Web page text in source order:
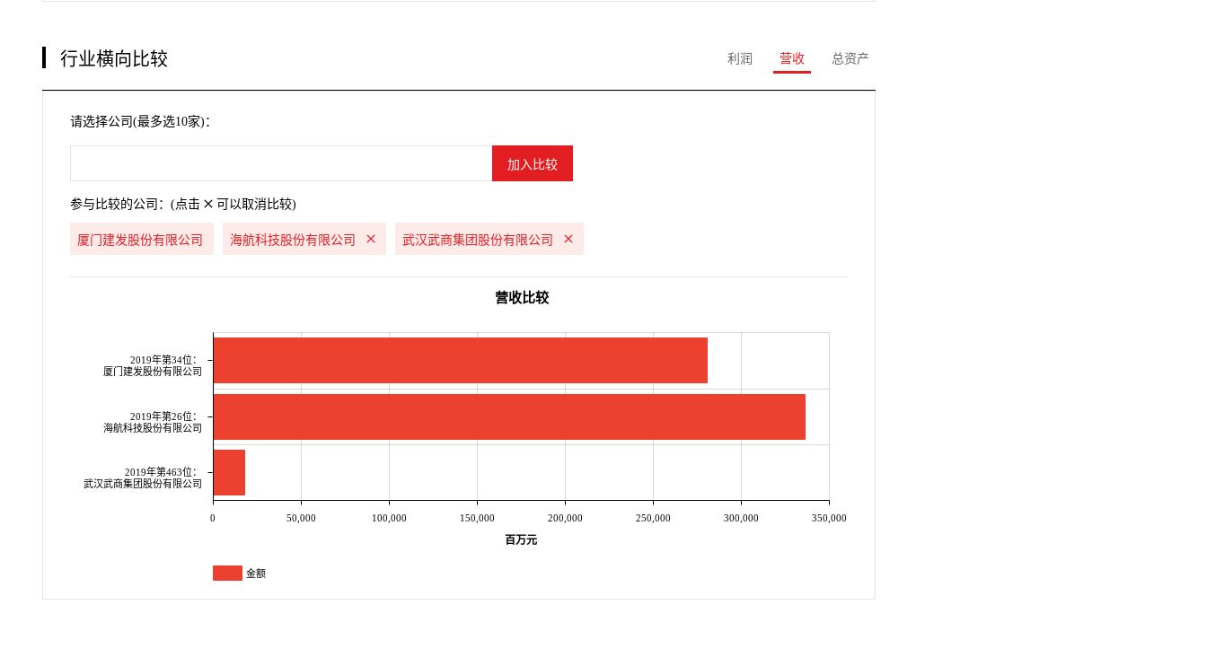
行业横向比较 利润 营收 总资产
请选择公司(最多选10家)：
参与比较的公司：(点击 可以取消比较)
厦门建发股份有限公司 海航科技股份有限公司 武汉武商集团股份有限公司
2019年第34位：
厦门建发股份有限公司
2019年第26位：
海航科技股份有限公司
2019年第463位：
武汉武商集团股份有限公司
0 50,000 100,000 150,000 200,000 250,000 300,000 350,000
百万元
营收比较
金额